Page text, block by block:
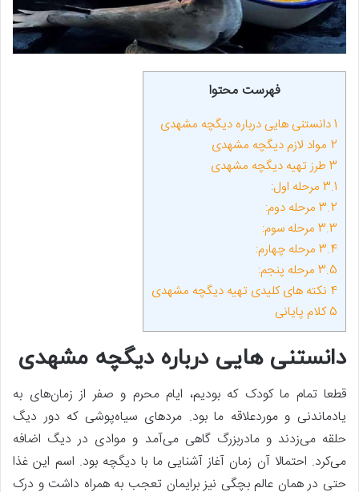
فهرست محتوا
1دانستنی هایی درباره دیگچه مشهدی
2 مواد لازم دیگچه مشهدی
3 طرز تهیه دیگچه مشهدی
3.1 مرحله اول:
3.2 مرحله دوم:
3.3 مرحله سوم:
3.4 مرحله چهارم:
3.5 مرحله پنجم:
4 نکته های کلیدی تهیه دیگچه مشهدی
5کلام پایانی
دانستنی هایی درباره دیگچه مشهدی
قطعا تمام ما کودک که بودیم، ایام محرم و صفر از زمان‌های به
یادماندنی و موردعلاقه‌ ما بود. مرد‌های سیاه‌پوشی که دور دیگ
حلقه می‌زدند و مادربزرگ گاهی می‌آمد و موادی در دیگ اضافه
می‌کرد. احتمالا آن زمان آغاز آشنایی ما با دیگچه بود. اسم این غذا
حتی در همان عالم بچگی نیز برایمان تعجب به همراه داشت و درک